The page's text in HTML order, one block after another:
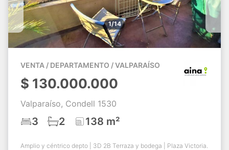
1/14
VENTA / DEPARTAMENTO / VALPARAÍSO
$ 130.000.000
Valparaíso, Condell 1530
3 2 138 m²
Amplio y céntrico depto | 3D 2B Terraza y bodega | Plaza Victoria.